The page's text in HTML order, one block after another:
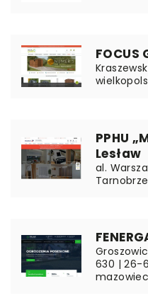
FOCUS
PPHU
Lesław
al.
630 | 26-